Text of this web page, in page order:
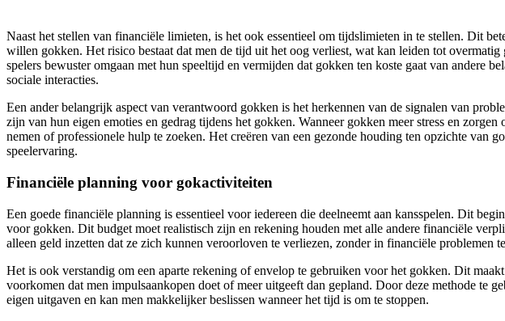
Naast het stellen van financiële limieten, is het ook essentieel om tijdslimieten in te stellen. Dit
willen gokken. Het risico bestaat dat men de tijd uit het oog verliest, wat kan leiden tot
spelers bewuster omgaan met hun speeltijd en vermijden dat gokken ten koste gaat van andere
sociale interacties.
Een ander belangrijk aspect van verantwoord gokken is het herkennen van de signalen van
zijn van hun eigen emoties en gedrag tijdens het gokken. Wanneer gokken meer stress en
nemen of professionele hulp te zoeken. Het creëren van een gezonde houding ten opzichte van
speelervaring.
Financiële planning voor gokactiviteiten
Een goede financiële planning is essentieel voor iedereen die deelneemt aan kansspelen. Dit
voor gokken. Dit budget moet realistisch zijn en rekening houden met alle andere financiële
alleen geld inzetten dat ze zich kunnen veroorloven te verliezen, zonder in financiële problemen
Het is ook verstandig om een aparte rekening of envelop te gebruiken voor het gokken. Dit
voorkomen dat men impulsaankopen doet of meer uitgeeft dan gepland. Door deze methode te
eigen uitgaven en kan men makkelijker beslissen wanneer het tijd is om te stoppen.